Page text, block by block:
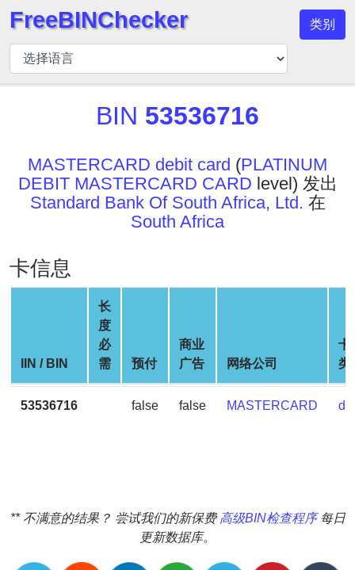
BIN
检
查
索
BIN
API
BIN
v2
BIN
CC
Credit
FreeBINChecker 类别
BIN 53536716
MASTERCARD debit card (PLATINUM
DEBIT MASTERCARD CARD level) 发出
Standard Bank Of South Africa, Ltd. 在
South Africa
卡信息
IIN / BIN
长
度
必
需
预付
商业
广告
网络公司
卡
类
53536716 false false MASTERCARD
** 不满意的结果？ 尝试我们的新保费 高级BIN检查程序每日
更新数据库。